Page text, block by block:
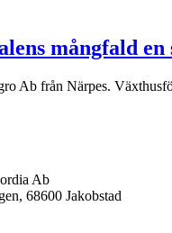
mångfald en
Ab från Närpes.
Ab
68600 Jakobstad